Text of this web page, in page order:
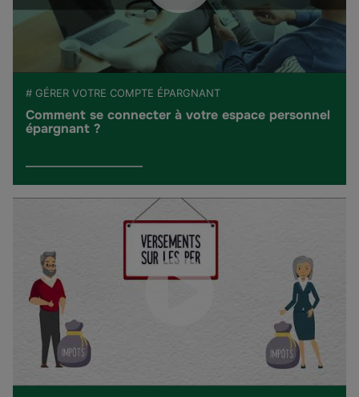
# GÉRER VOTRE COMPTE ÉPARGNANT
Comment se connecter à votre espace personnel
épargnant ?